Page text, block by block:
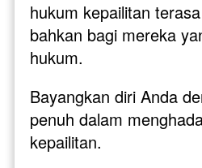
hukum kepailitan
bahkan bagi mereka
hukum.
Bayangkan diri Anda
penuh dalam
kepailitan.